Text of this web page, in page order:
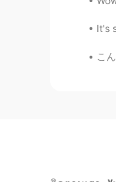
It's
こんば